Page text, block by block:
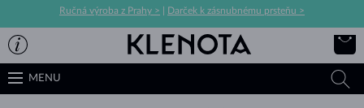
Ručná výroba z Prahy > Darček k zásnubnému prsteňu >
MENU